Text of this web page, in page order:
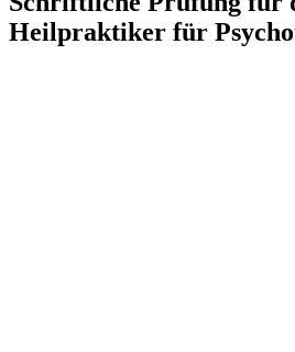
Heilpraktiker für